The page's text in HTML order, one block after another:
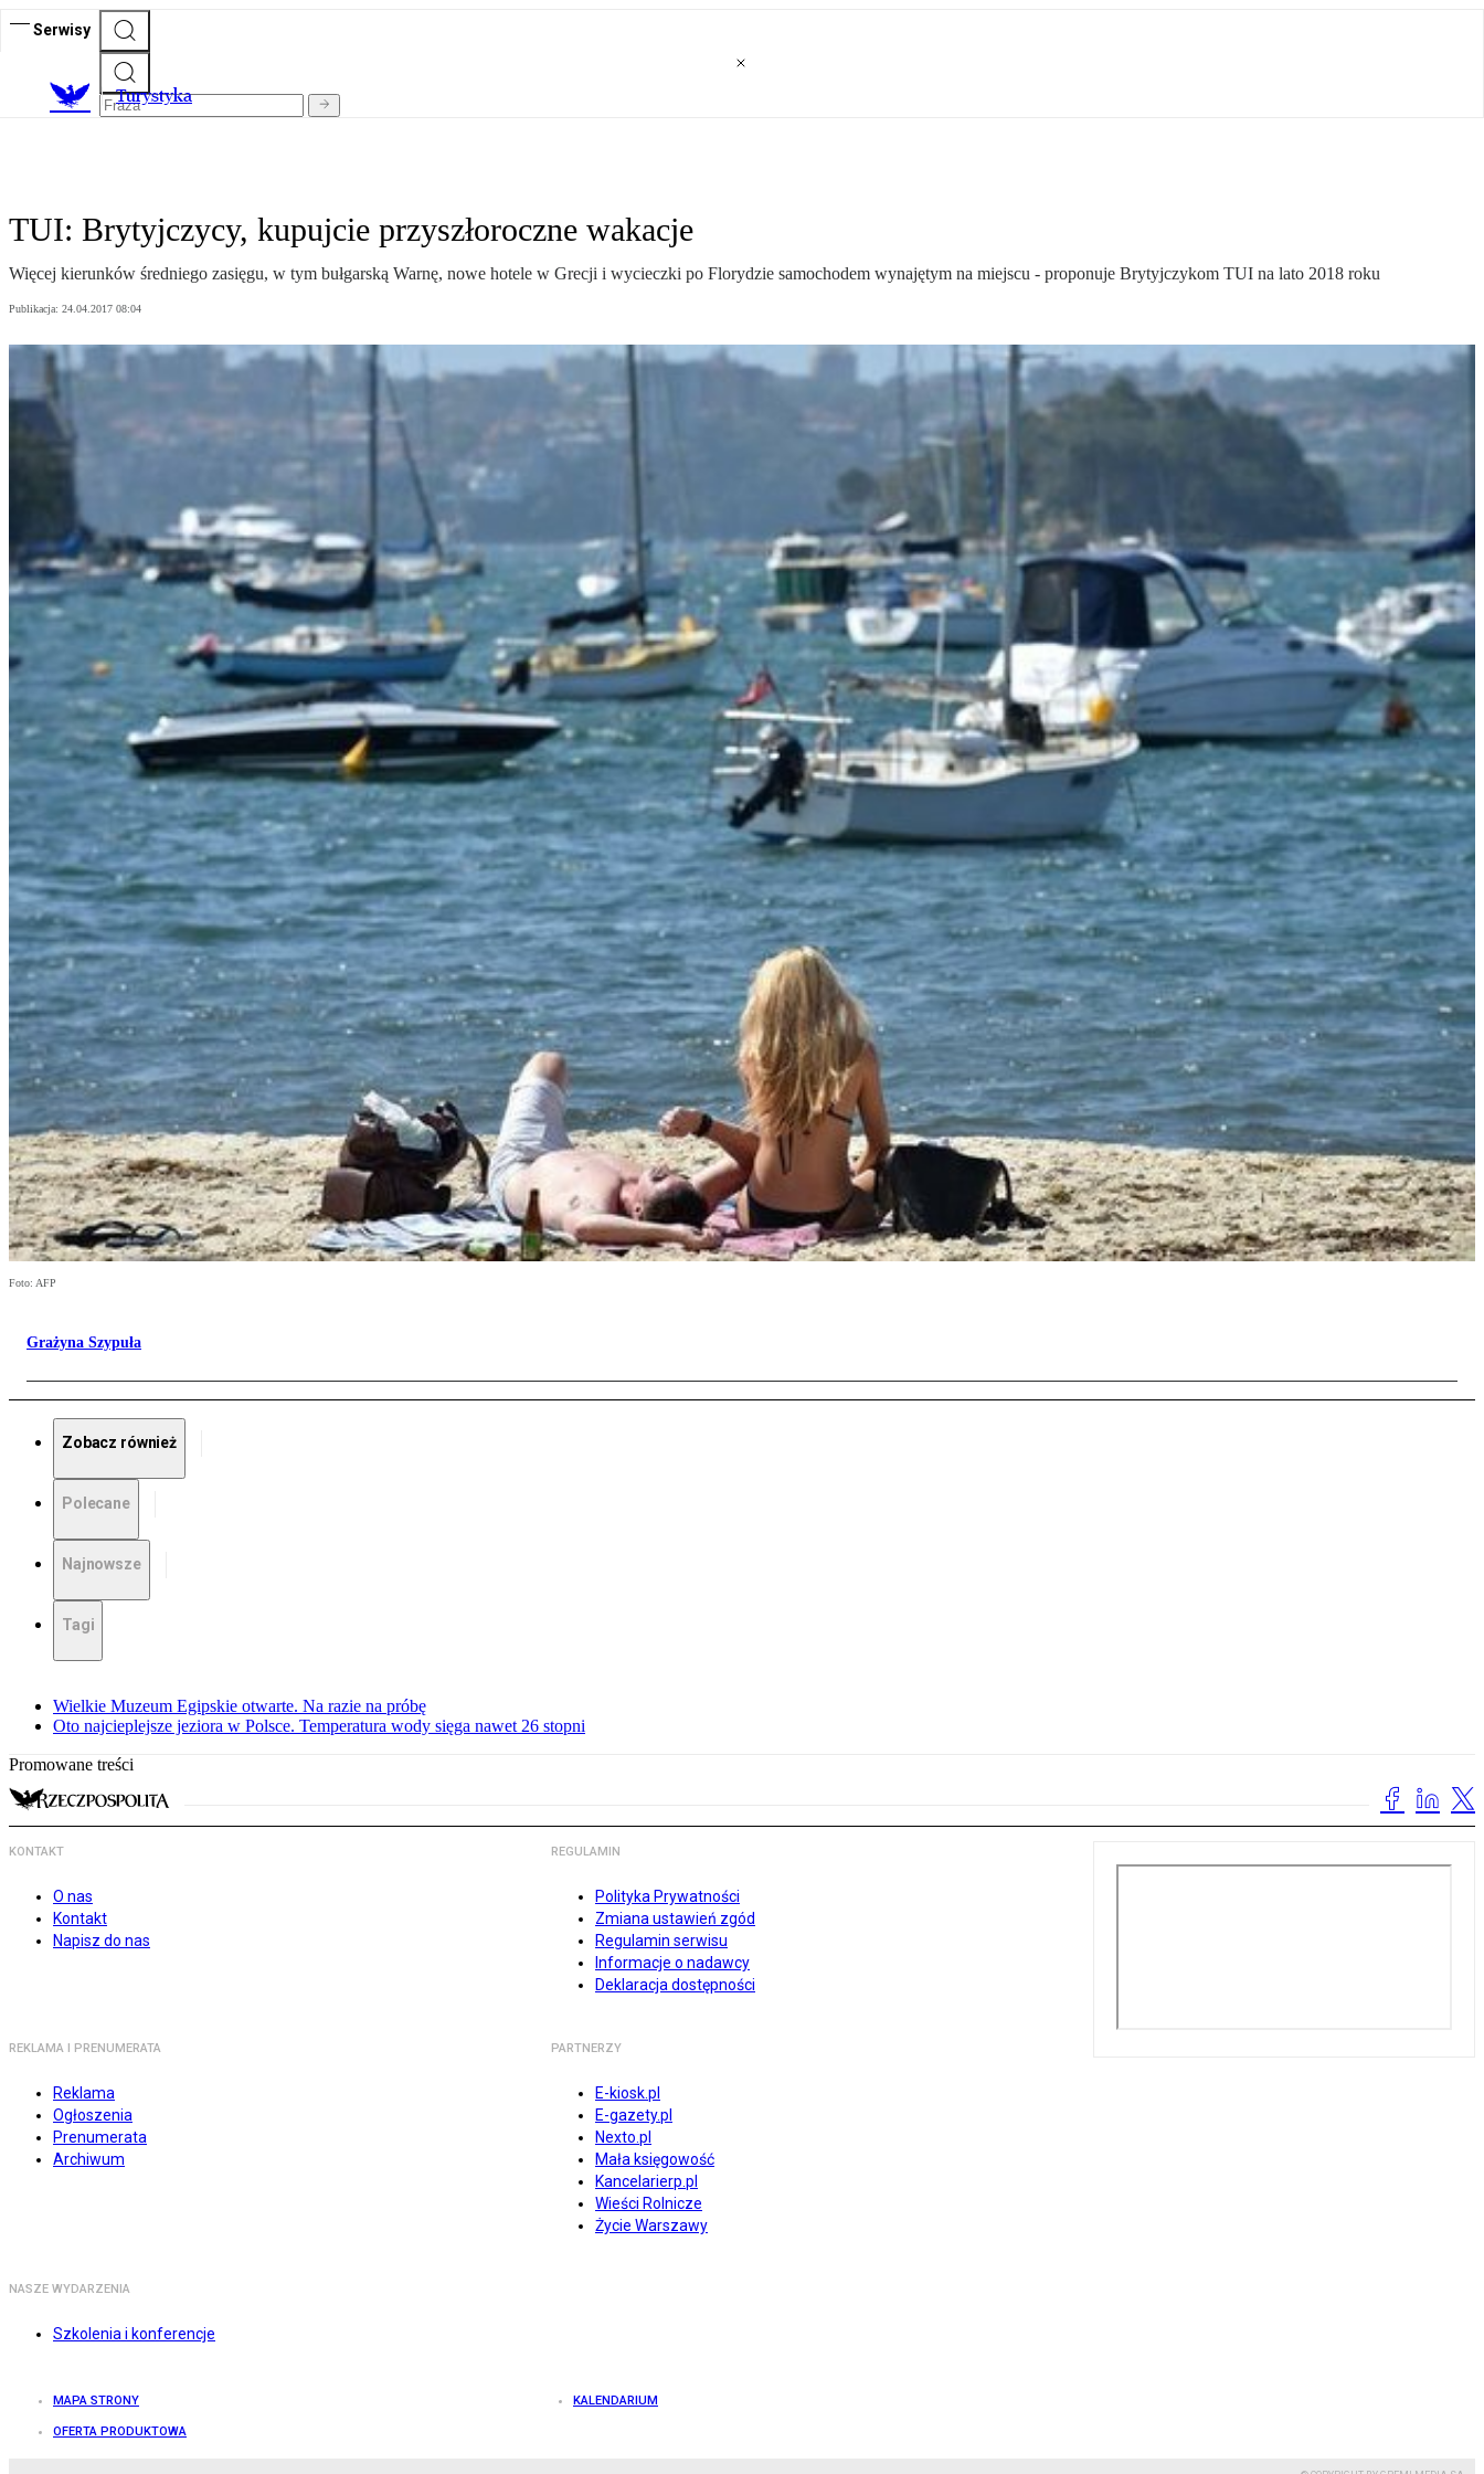
Serwisy
Turystyka
TUI: Brytyjczycy, kupujcie przyszłoroczne wakacje
Więcej kierunków średniego zasięgu, w tym bułgarską Warnę, nowe hotele w Grecji i wycieczki po Florydzie samochodem wynajętym na miejscu - proponuje Brytyjczykom TUI na lato 2018 roku
Publikacja: 24.04.2017 08:04
Foto: AFP
Grażyna Szypuła
Zobacz również
Polecane
Najnowsze
Tagi
Wielkie Muzeum Egipskie otwarte. Na razie na próbę
Oto najcieplejsze jeziora w Polsce. Temperatura wody sięga nawet 26 stopni
Promowane treści
KONTAKT
O nas
Kontakt
Napisz do nas
REGULAMIN
Polityka Prywatności
Zmiana ustawień zgód
Regulamin serwisu
Informacje o nadawcy
Deklaracja dostępności
REKLAMA I PRENUMERATA
Reklama
Ogłoszenia
Prenumerata
Archiwum
PARTNERZY
E-kiosk.pl
E-gazety.pl
Nexto.pl
Mała księgowość
Kancelarierp.pl
Wieści Rolnicze
Życie Warszawy
NASZE WYDARZENIA
Szkolenia i konferencje
MAPA STRONY KALENDARIUM
OFERTA PRODUKTOWA